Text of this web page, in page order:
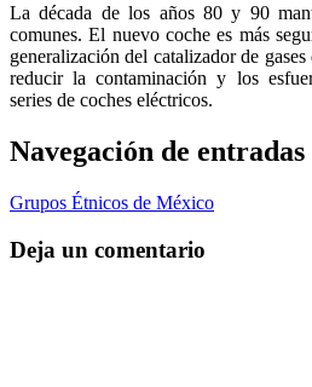
La década de los años 80 y 90
comunes. El nuevo coche es más
generalización del catalizador de gases
reducir la contaminación y los
series de coches eléctricos.
Navegación de entradas
Grupos Étnicos de México
Deja un comentario